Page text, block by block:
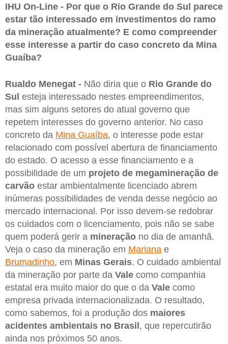
IHU On-Line - Por que o Rio Grande do Sul parece
estar tão interessado em investimentos do ramo
da mineração atualmente? E como compreender
esse interesse a partir do caso concreto da Mina
Guaíba?
Rualdo Menegat - Não diria que o Rio Grande do
Sul esteja interessado nestes empreendimentos,
mas sim alguns setores do atual governo que
repetem interesses do governo anterior. No caso
concreto da Mina Guaíba, o interesse pode estar
relacionado com possível abertura de financiamento
do estado. O acesso a esse financiamento e a
possibilidade de um projeto de megamineração de
carvão estar ambientalmente licenciado abrem
inúmeras possibilidades de venda desse negócio ao
mercado internacional. Por isso devem-se redobrar
os cuidados com o licenciamento, pois não se sabe
quem poderá gerir a mineração no dia de amanhã.
Veja o caso da mineração em Mariana e
Brumadinho, em Minas Gerais. O cuidado ambiental
da mineração por parte da Vale como companhia
estatal era muito maior do que o da Vale como
empresa privada internacionalizada. O resultado,
como sabemos, foi a produção dos maiores
acidentes ambientais no Brasil, que repercutirão
ainda nos próximos 50 anos.